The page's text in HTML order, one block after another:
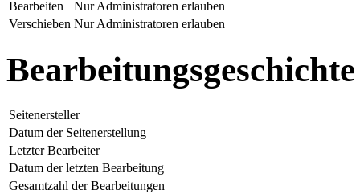
Bearbeiten
Nur Administratoren erlauben
Verschieben Nur Administratoren erlauben
Bearbeitungsgeschichte
Seitenersteller
Datum der Seitenerstellung
Letzter Bearbeiter
Datum der letzten Bearbeitung
Gesamtzahl der Bearbeitungen